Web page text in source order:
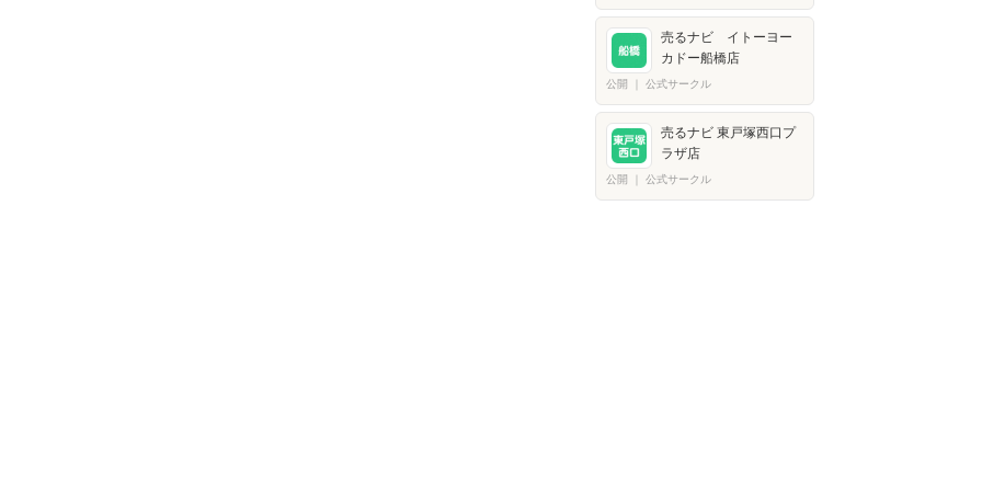
売るナビ イトーヨー
カドー船橋店
公開 公式サークル
売るナビ 東戸塚西口プ
ラザ店
公開 公式サークル